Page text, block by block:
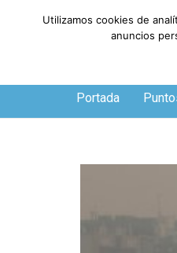
Viernes, 7 de agosto
Portada
Utilizamos cookies de
anuncios